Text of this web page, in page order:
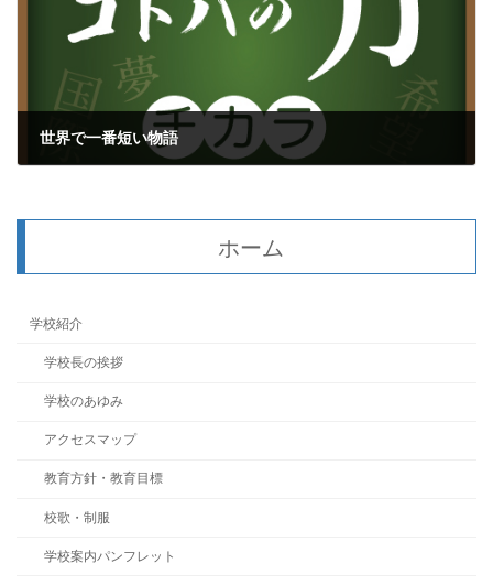
世界で一番短い物語
ホーム
学校紹介
学校長の挨拶
学校のあゆみ
アクセスマップ
教育方針・教育目標
校歌・制服
学校案内パンフレット